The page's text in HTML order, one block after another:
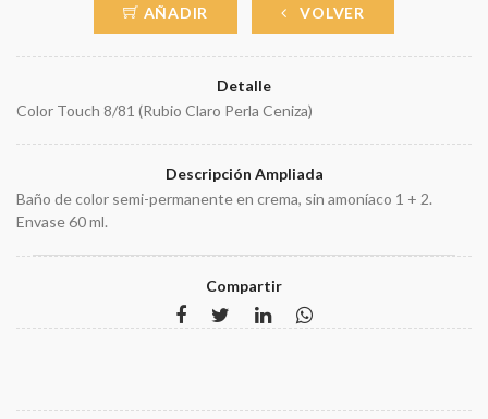
AÑADIR VOLVER
Detalle
Color Touch 8/81 (Rubio Claro Perla Ceniza)
Descripción Ampliada
Baño de color semi-permanente en crema, sin amoníaco 1 + 2.
Envase 60 ml.
Compartir